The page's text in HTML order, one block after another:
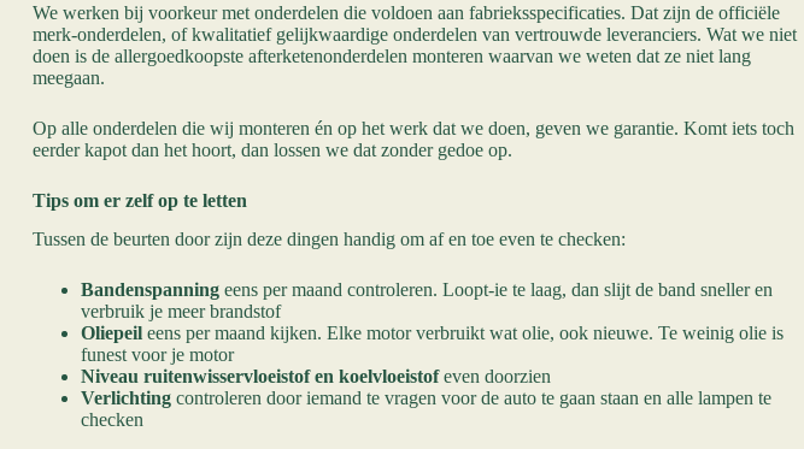
We werken bij voorkeur met onderdelen die voldoen aan fabrieksspecificaties. Dat zijn de officiële
merk-onderdelen, of kwalitatief gelijkwaardige onderdelen van vertrouwde leveranciers. Wat we niet
doen is de allergoedkoopste afterketenonderdelen monteren waarvan we weten dat ze niet lang
meegaan.
Op alle onderdelen die wij monteren én op het werk dat we doen, geven we garantie. Komt iets toch
eerder kapot dan het hoort, dan lossen we dat zonder gedoe op.
Tips om er zelf op te letten
Tussen de beurten door zijn deze dingen handig om af en toe even te checken:
Bandenspanning eens per maand controleren. Loopt-ie te laag, dan slijt de band sneller en
verbruik je meer brandstof
Oliepeil eens per maand kijken. Elke motor verbruikt wat olie, ook nieuwe. Te weinig olie is
funest voor je motor
Niveau ruitenwisservloeistof en koelvloeistofeven doorzien
Verlichting controleren door iemand te vragen voor de auto te gaan staan en alle lampen te
checken